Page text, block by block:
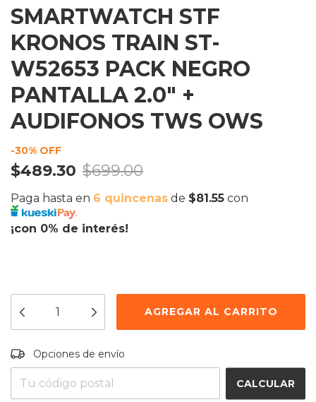
SMARTWATCH STF
KRONOS TRAIN ST-
W52653 PACK NEGRO
PANTALLA 2.0" +
AUDIFONOS TWS OWS
-30% OFF
$489.30 $699.00
Paga hasta en 6 quincenas de $81.55 con
¡con 0% de interés!
Entregas para el CP:
Opciones de envío
CALCULAR